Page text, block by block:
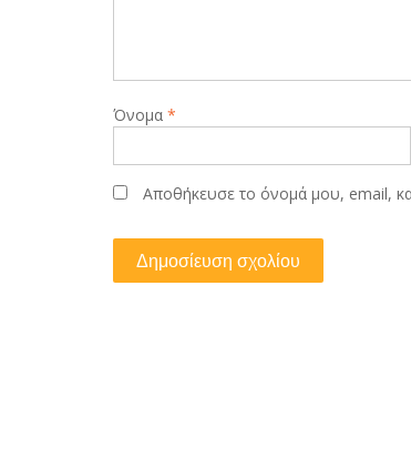
Όνομα *
Αποθήκευσε το όνομά μου, email,